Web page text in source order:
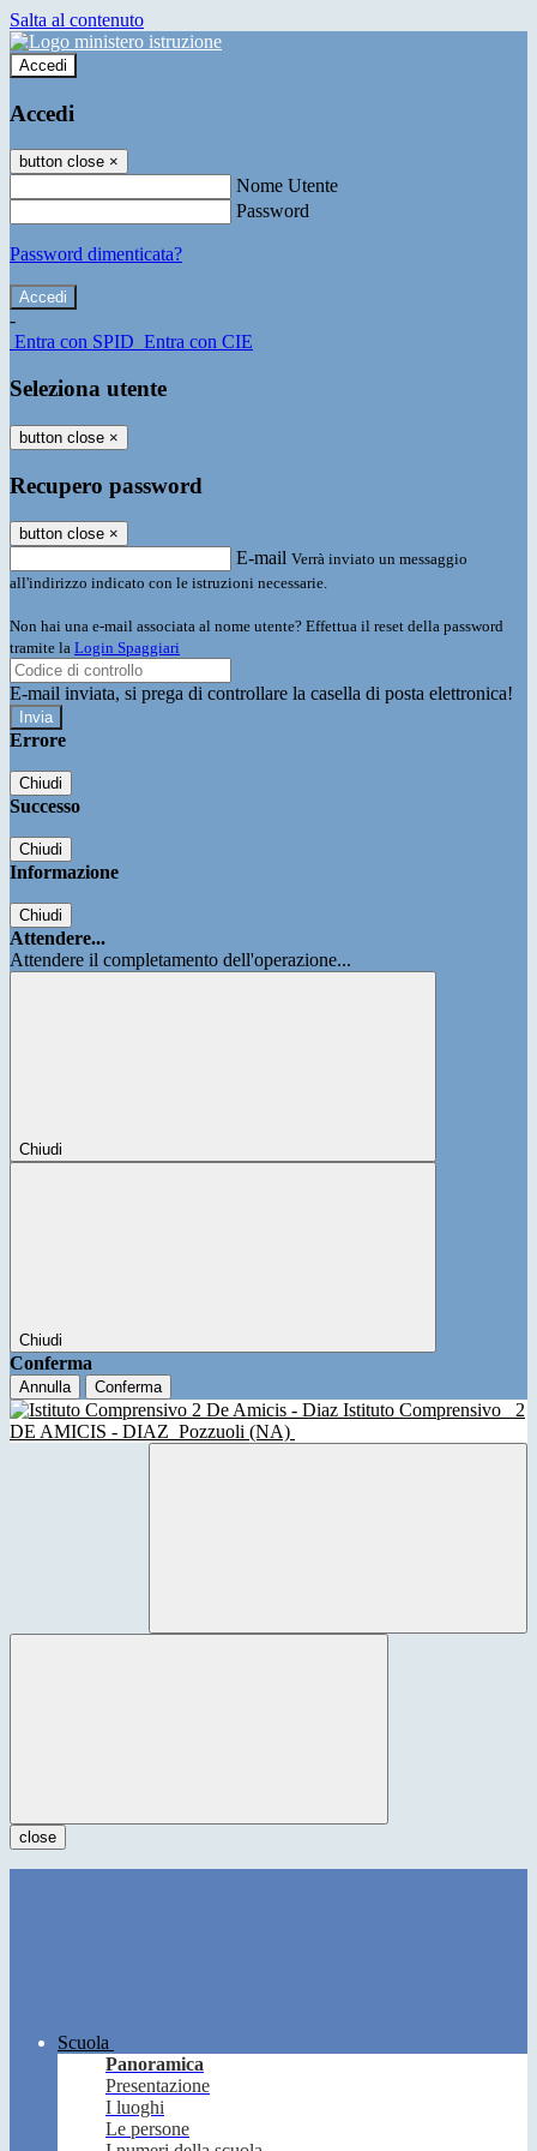
Salta al contenuto
Accedi
Accedi
button close ×
Nome Utente
Password
Password dimenticata?
-
Entra con SPID Entra con CIE
Seleziona utente
button close ×
Recupero password
button close ×
E-mail Verrà inviato un messaggio
all'indirizzo indicato con le istruzioni necessarie.
Non hai una e-mail associata al nome utente? Effettua il reset della password
tramite la Login Spaggiari
E-mail inviata, si prega di controllare la casella di posta elettronica!
Errore
Chiudi
Successo
Chiudi
Informazione
Chiudi
Attendere...
Attendere il completamento dell'operazione...
Chiudi
Chiudi
Conferma
Annulla Conferma
Istituto Comprensivo
2
DE AMICIS - DIAZ Pozzuoli (NA)
close
Scuola
Panoramica
Presentazione
I luoghi
Le persone